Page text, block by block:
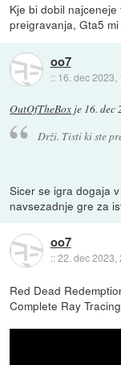
Kje bi dobil
preigravanja, Gta5
oo7
:: 16. dec 2023,
OutOfTheBox je 16. dec
Drži. Tisti ki ste
Sicer se igra dogaja
navsezadnje gre za
oo7
::22. dec 2023,
Red Dead
Complete Ray